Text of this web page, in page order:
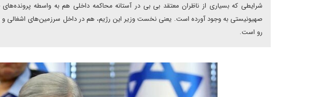
شرایطی که بسیاری از ناظران معتقد بی بی در آستانه محاکمه داخلی هم به واسطه
صهیونیستی به وجود آورده است. یعنی نخست وزیر این رژیم، هم در داخل سرزمین‌های اشغالی و
رو است.